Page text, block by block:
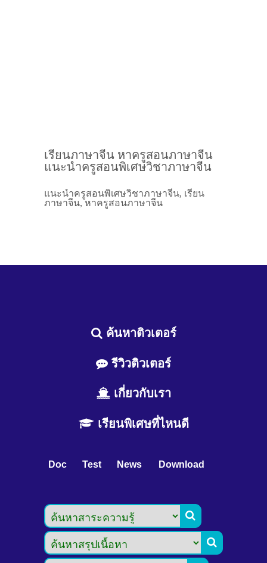
เรียนภาษาจีน หาครูสอนภาษาจีน
แนะนำครูสอนพิเศษวิชาภาษาจีน
แนะนำครูสอนพิเศษวิชาภาษาจีน, เรียน
ภาษาจีน, หาครูสอนภาษาจีน
ค้นหาติวเตอร์
รีวิวติวเตอร์
เกี่ยวกับเรา
เรียนพิเศษที่ไหนดี
Doc Test News Download

